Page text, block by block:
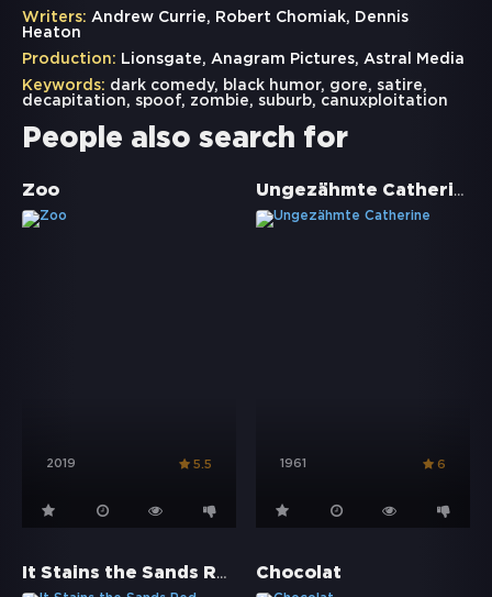
Writers: Andrew Currie, Robert Chomiak, Dennis
Heaton
Production: Lionsgate, Anagram Pictures, Astral Media
Keywords: dark comedy, black humor, gore, satire,
decapitation, spoof, zombie, suburb, canuxploitation
People also search for
Zoo
2019 5.5
Ungezähmte Catherine
1961 6
It Stains the Sands Red Chocolat